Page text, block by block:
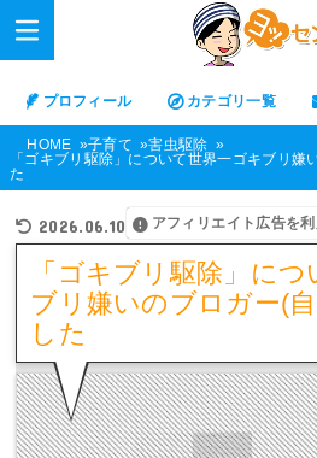
プロフィール カテゴリ一覧
HOME 子育て
害虫駆除
「ゴキブリ駆除」について世界一ゴキブリ嫌
た
2026.06.10 アフィリエイト広告を利
「ゴキブリ駆除」に
ブリ嫌いのブロガー(
した